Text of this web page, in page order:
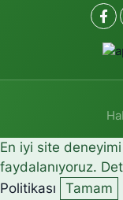
En iyi site
faydalanıyoruz.
Politikası
Tamam